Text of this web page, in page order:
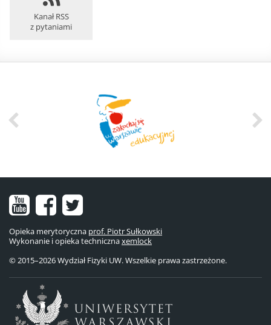
Kanał RSS
z pytaniami
Nasz
kanał
na
YouTube
Nasz
fanpage
na
Facebooku
Nasze
konto
na
Twitterze
Opieka merytoryczna prof. Piotr Sułkowski
Wykonanie i opieka technicznaxemlock
© 2015–2026 Wydział Fizyki UW. Wszelkie prawa zastrzeżone.